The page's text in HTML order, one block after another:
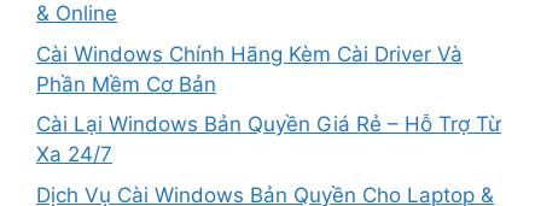
& Online
Cài Windows Chính Hãng Kèm Cài Driver Và
Phần Mềm Cơ Bản
Cài Lại Windows Bản Quyền Giá Rẻ – Hỗ Trợ Từ
Xa 24/7
Dịch Vụ Cài Windows Bản Quyền Cho Laptop &